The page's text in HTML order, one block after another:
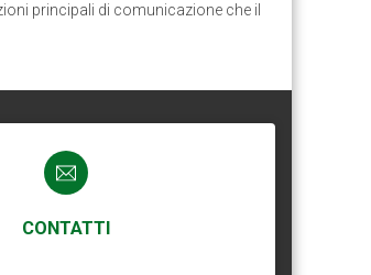
principali di comunicazione che il
CONTATTI